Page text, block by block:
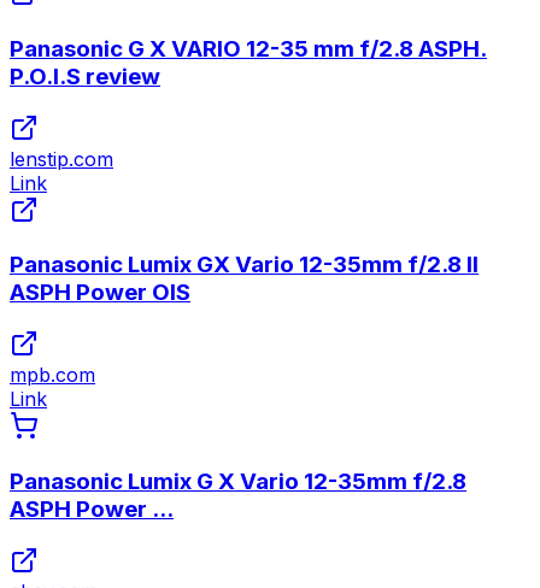
Panasonic G X VARIO 12-35 mm f/2.8 ASPH.
P.O.I.S review
lenstip.com
Link
Panasonic Lumix GX Vario 12-35mm f/2.8 II
ASPH Power OIS
mpb.com
Link
Panasonic Lumix G X Vario 12-35mm f/2.8
ASPH Power ...